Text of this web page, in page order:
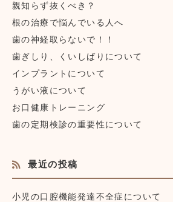
親知らず抜くべき？
根の治療で悩んでいる人へ
歯の神経取らないで！！
歯ぎしり、くいしばりについて
インプラントについて
うがい液について
お口健康トレーニング
歯の定期検診の重要性について
最近の投稿
小児の口腔機能発達不全症について